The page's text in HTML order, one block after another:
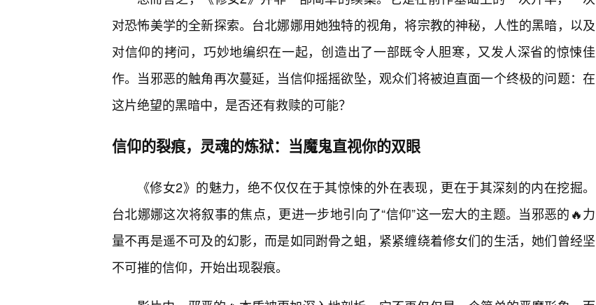
对恐怖美学的全新探索。台北娜娜用她独特的视角，将宗教的神秘，人性的黑暗，以及
对信仰的拷问，巧妙地编织在一起，创造出了一部既令人胆寒，又发人深省的惊悚佳
作。当邪恶的触角再次蔓延，当信仰摇摇欲坠，观众们将被迫直面一个终极的问题：在
这片绝望的黑暗中，是否还有救赎的可能？
信仰的裂痕，灵魂的炼狱：当魔鬼直视你的双眼
《修女2》的魅力，绝不仅仅在于其惊悚的外在表现，更在于其深刻的内在挖掘。
台北娜娜这次将叙事的焦点，更进一步地引向了“信仰”这一宏大的主题。当邪恶的🔥力
量不再是遥不可及的幻影，而是如同跗骨之蛆，紧紧缠绕着修女们的生活，她们曾经坚
不可摧的信仰，开始出现裂痕。